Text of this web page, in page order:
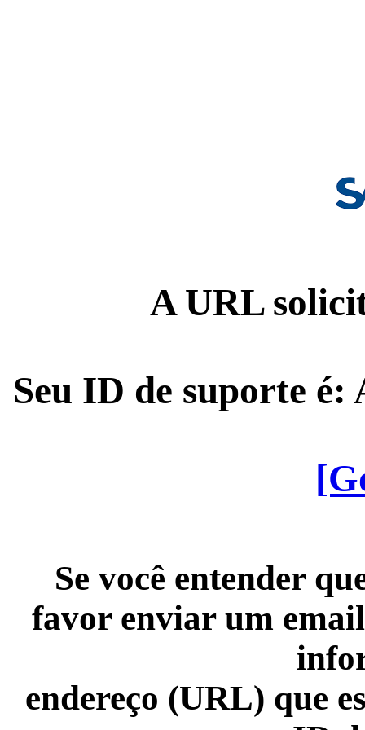
A URL
Seu ID de suporte é:
Se você entender
favor enviar um
endereço (URL) que